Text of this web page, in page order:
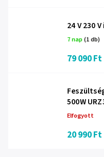
24 V 230
7 nap(1 db)
79 090 Ft
500W
Elfogyott
20 990 Ft